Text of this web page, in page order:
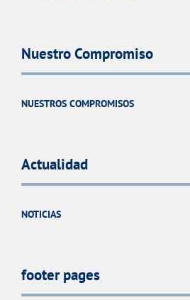
Nuestro Compromiso
NUESTROS COMPROMISOS
Actualidad
NOTICIAS
footer pages